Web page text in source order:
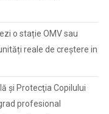
o stație OMV sau
reale de creștere in
şi Protecţia Copilului
profesional